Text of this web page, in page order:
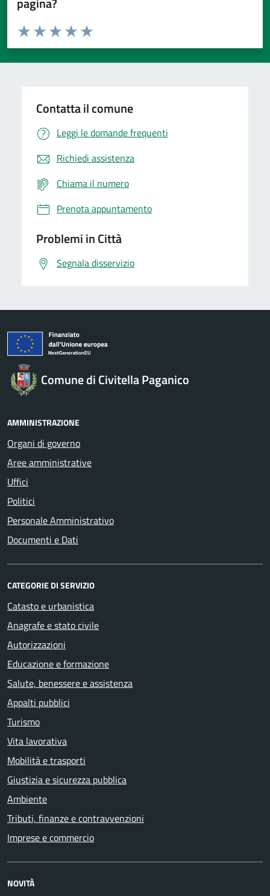
Domanda
Valuta da 1 a 5 stelle la pagina
Valuta 5 stelle su 5
Valuta 4 stelle su 5
Valuta 3 stelle su 5
Valuta 2 stelle su 5
Valuta 1 stelle su 5
Contatta il comune
Leggi le domande frequenti
Richiedi assistenza
Chiama il numero
Prenota appuntamento
Problemi in Città
Segnala disservizio
Comune di Civitella Paganico
AMMINISTRAZIONE
Organi di governo
Aree amministrative
Uffici
Politici
Personale Amministrativo
Documenti e Dati
CATEGORIE DI SERVIZIO
Catasto e urbanistica
Anagrafe e stato civile
Autorizzazioni
Educazione e formazione
Salute, benessere e assistenza
Appalti pubblici
Turismo
Vita lavorativa
Mobilità e trasporti
Giustizia e sicurezza pubblica
Ambiente
Tributi, finanze e contravvenzioni
Imprese e commercio
NOVITÀ